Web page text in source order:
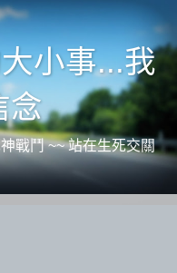
小事...我
念
戰鬥 ~~ 站在生死交關